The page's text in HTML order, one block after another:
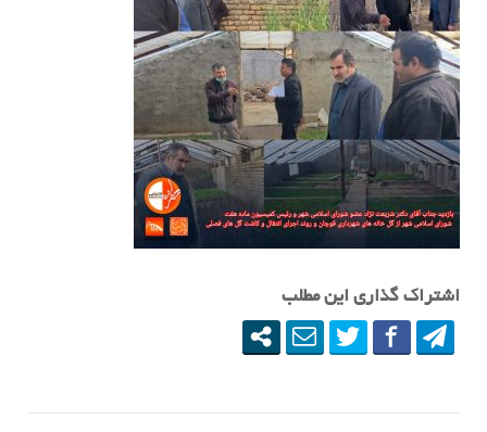
اشتراک گذاری این مطلب